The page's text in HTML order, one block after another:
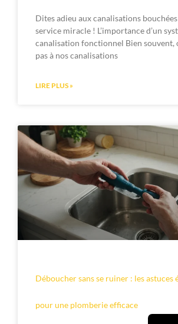
Dites adieu aux canalisations
service miracle ! L’importance d’un
canalisation fonctionnel Bien souvent,
pas à nos canalisations
LIRE PLUS »
Déboucher sans se ruiner : les astuces
pour une plomberie efficace